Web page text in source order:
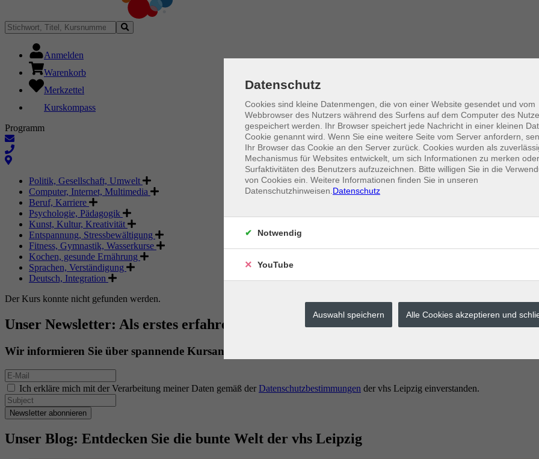
Anmelden
Warenkorb
Merkzettel
Kurskompass
Programm
Politik, Gesellschaft, Umwelt
Computer, Internet, Multimedia
Beruf, Karriere
Psychologie, Pädagogik
Kunst, Kultur, Kreativität
Entspannung, Stressbewältigung
Fitness, Gymnastik, Wasserkurse
Kochen, gesunde Ernährung
Sprachen, Verständigung
Deutsch, Integration
Der Kurs konnte nicht gefunden werden.
Unser Newsletter: Als erstes erfahren. Als erstes buchen.
Wir informieren Sie über spannende Kursangebote.
Ich erkläre mich mit der Verarbeitung meiner Daten gemäß der Datenschutzbestimmungen der vhs Leipzig einverstanden.
Newsletter abonnieren
Unser Blog: Entdecken Sie die bunte Welt der vhs Leipzig
Datenschutz
Cookies sind kleine Datenmengen, die von einer Website gesendet und vom
Webbrowser des Nutzers während des Surfens auf dem Computer des
gespeichert werden. Ihr Browser speichert jede Nachricht in einer kleinen
Cookie genannt wird. Wenn Sie eine weitere Seite vom Server anfordern,
Ihr Browser das Cookie an den Server zurück. Cookies wurden als
Mechanismus für Websites entwickelt, um sich Informationen zu merken
Surfaktivitäten des Benutzers aufzuzeichnen. Bitte willigen Sie in die
von Cookies ein. Weitere Informationen finden Sie in unseren
Datenschutzhinweisen. Datenschutz
Notwendig
YouTube
Auswahl speichern Alle Cookies akzeptieren und